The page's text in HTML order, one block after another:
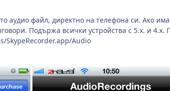
аудио файл, директно на телефона си. Ако
Подържа всички устройства с 5.х. и
SkypeRecorder.app/Audio